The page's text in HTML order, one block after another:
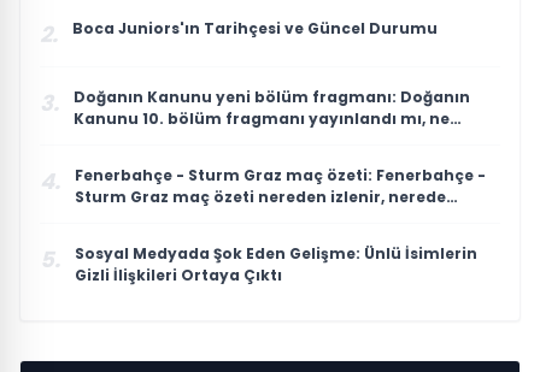
2. Boca Juniors'ın Tarihçesi ve Güncel Durumu
3.
Doğanın Kanunu yeni bölüm fragmanı: Doğanın
Kanunu 10. bölüm fragmanı yayınlandı mı, ne
4.
Fenerbahçe - Sturm Graz maç özeti: Fenerbahçe -
Sturm Graz maç özeti nereden izlenir, nerede
5.
Sosyal Medyada Şok Eden Gelişme: Ünlü İsimlerin
Gizli İlişkileri Ortaya Çıktı